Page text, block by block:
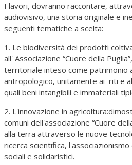
I lavori, dovranno raccontare,
audiovisivo, una storia originale e
seguenti tematiche a scelta:
1. Le biodiversità dei prodotti
all' Associazione “Cuore della
territoriale inteso come patrimonio
antropologico, unitamente ai riti e
quali beni intangibili e immateriali
2. L'innovazione in
comuni dell'associazione “Cuore
alla terra attraverso le nuove
ricerca scientifica,
sociali e solidaristici.